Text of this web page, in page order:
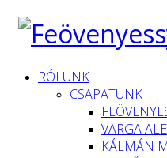
RÓLUNK
CSAPATUNK
VARGA
KÁLMÁN